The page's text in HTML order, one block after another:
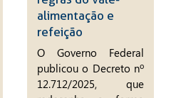
alimentação e
refeição
O Governo Federal
publicou o Decreto nº
12.712/2025, que